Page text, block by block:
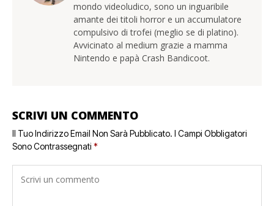
mondo videoludico, sono un inguaribile
amante dei titoli horror e un accumulatore
compulsivo di trofei (meglio se di platino).
Avvicinato al medium grazie a mamma
Nintendo e papà Crash Bandicoot.
SCRIVI UN COMMENTO
Il Tuo Indirizzo Email Non Sarà Pubblicato. I Campi Obbligatori
Sono Contrassegnati *